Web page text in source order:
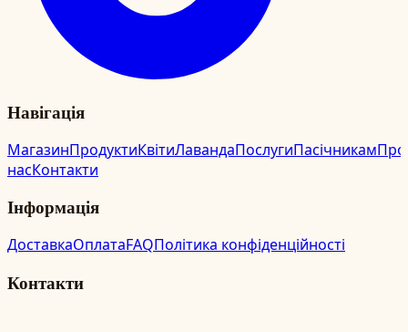
Навігація
МагазинПродуктиКвітиЛавандаПослугиПасічникамПро
насКонтакти
Інформація
ДоставкаОплатаFAQПолітика конфіденційності
Контакти